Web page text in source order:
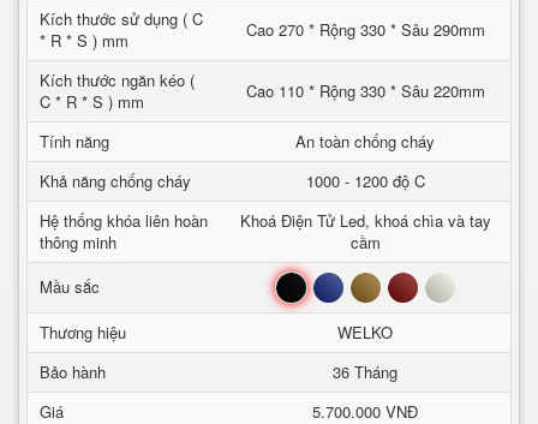
Kích thước sử dụng ( C
* R * S ) mm
Cao 270 * Rộng 330 * Sâu 290mm
Kích thước ngăn kéo (
C * R * S ) mm
Cao 110 * Rộng 330 * Sâu 220mm
Tính năng
An toàn chống cháy
Khả năng chống cháy
1000 - 1200 độ C
Hệ thống khóa liên hoàn
thông minh
Khoá Điện Tử Led, khoá chìa và tay
cầm
Mầu sắc
Đen Xanh Nâu Đỏ Trắng
Thương hiệu
WELKO
Bảo hành
36 Tháng
Giá
5.700.000 VNĐ